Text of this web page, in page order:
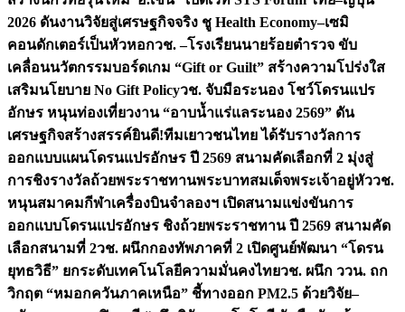
2026 ดันงานวิจัยสู่เศรษฐกิจจริง ชู Health Economy–เซมิ
คอนดักเตอร์เป็นหัวหอกวช. –โรงเรียนนายร้อยตำรวจ ขับ
เคลื่อนนวัตกรรมบอร์ดเกม “Gift or Guilt” สร้างความโปร่งใส
เสริมนโยบาย No Gift Policyวช. จับมือระนอง โชว์โดรนแปร
อักษร หนุนท่องเที่ยวงาน “อาบน้ำแร่แลระนอง 2569” ดัน
เศรษฐกิจสร้างสรรค์ยินดี!ทีมเยาวชนไทย ได้รับรางวัลการ
ออกแบบแผนโดรนแปรอักษร ปี 2569 สนามคัดเลือกที่ 2 มุ่งสู่
การชิงรางวัลถ้วยพระราชทานพระบาทสมเด็จพระเจ้าอยู่หัววช.
หนุนสมาคมกีฬาเครื่องบินจำลองฯ เปิดสนามแข่งขันการ
ออกแบบโดรนแปรอักษร ชิงถ้วยพระราชทาน ปี 2569 สนามคัด
เลือกสนามที่ 2วช. ผนึกกองทัพภาคที่ 2 เปิดศูนย์พัฒนา “โดรน
ยุทธวิธี” ยกระดับเทคโนโลยีความมั่นคงไทยวช. ผนึก ววน. ถก
วิกฤต “หมอกควันภาคเหนือ” ชี้ทางออก PM2.5 ด้วยวิจัย–